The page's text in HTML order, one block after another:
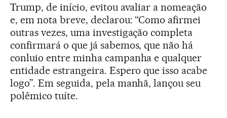
Trump, de início, evitou avaliar a nomeação
e, em nota breve, declarou: “Como afirmei
outras vezes, uma investigação completa
confirmará o que já sabemos, que não há
conluio entre minha campanha e qualquer
entidade estrangeira. Espero que isso acabe
logo”. Em seguida, pela manhã, lançou seu
polêmico tuíte.